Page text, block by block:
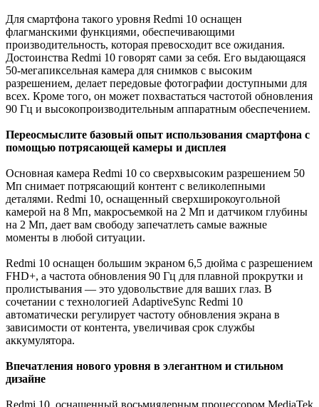
Для смартфона такого уровня Redmi 10 оснащен
флагманскими функциями, обеспечивающими
производительность, которая превосходит все ожидания.
Достоинства Redmi 10 говорят сами за себя. Его выдающаяся
50-мегапиксельная камера для снимков с высоким
разрешением, делает передовые фотографии доступными для
всех. Кроме того, он может похвастаться частотой обновления
90 Гц и высокопроизводительным аппаратным обеспечением.
Переосмыслите базовый опыт использования смартфона с
помощью потрясающей камеры и дисплея
Основная камера Redmi 10 со сверхвысоким разрешением 50
Мп снимает потрясающий контент с великолепными
деталями. Redmi 10, оснащенный сверхширокоугольной
камерой на 8 Мп, макросъемкой на 2 Мп и датчиком глубины
на 2 Мп, дает вам свободу запечатлеть самые важные
моменты в любой ситуации.
Redmi 10 оснащен большим экраном 6,5 дюйма с разрешением
FHD+, а частота обновления 90 Гц для плавной прокрутки и
пролистывания — это удовольствие для ваших глаз. В
сочетании с технологией AdaptiveSync Redmi 10
автоматически регулирует частоту обновления экрана в
зависимости от контента, увеличивая срок службы
аккумулятора.
Впечатления нового уровня в элегантном и стильном
дизайне
Redmi 10, оснащенный восьмиядерным процессором MediaTek